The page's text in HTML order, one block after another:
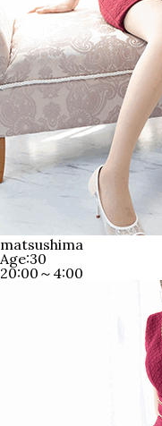
matsushima
Age:30
20:00～4:00